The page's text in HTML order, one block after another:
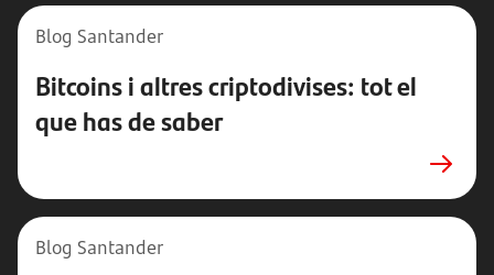
Blog Santander
Bitcoins i altres criptodivises: tot el
que has de saber
Blog Santander